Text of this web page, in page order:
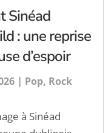
Sinéad
: une reprise
d’espoir
| Pop, Rock
à Sinéad